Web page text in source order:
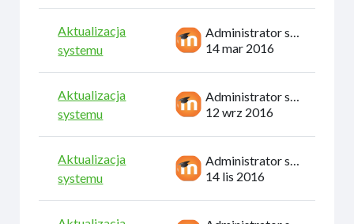
Aktualizacja
systemu
14 mar 2016
Aktualizacja
systemu
12 wrz 2016
Aktualizacja
systemu
14 lis 2016